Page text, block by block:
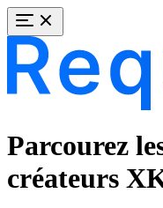
Parcourez
créateurs